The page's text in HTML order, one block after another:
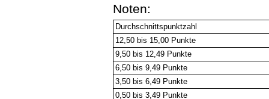
Noten:
Durchschnittspunktzahl
12,50 bis 15,00 Punkte
9,50 bis 12,49 Punkte
6,50 bis 9,49 Punkte
3,50 bis 6,49 Punkte
0,50 bis 3,49 Punkte